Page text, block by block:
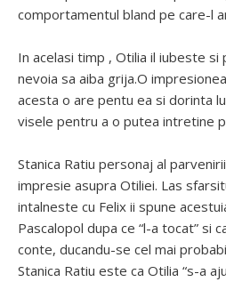
comportamentul bland pe care-l
In acelasi timp , Otilia il iubeste si
nevoia sa aiba grija.O
acesta o are pentu ea si dorinta
visele pentru a o putea intretine
Stanica Ratiu personaj al
impresie asupra Otiliei. Las
intalneste cu Felix ii spune
Pascalopol dupa ce “l-a tocat” si
conte, ducandu-se cel mai
Stanica Ratiu este ca Otilia “s-a